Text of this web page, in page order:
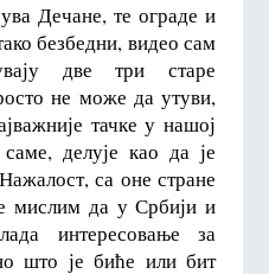
Дечане, те ограде и
безбедни, видео сам
две три старе
не може да утуви,
тачке у нашој
делује као да је
са оне стране
мислим да у Србији и
интересовање за
што је биће или бит